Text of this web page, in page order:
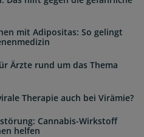
mit Adipositas: So gelingt
Ärzte rund um das Thema
Therapie auch bei Virämie?
Cannabis-Wirkstoff
helfen